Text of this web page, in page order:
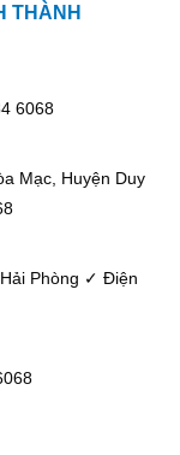
THÀNH
6068
Mạc, Huyện Duy
Phòng ✓ Điện